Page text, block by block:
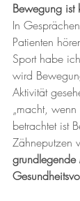
Bewegung ist
In
Patienten
Sport habe
wird
Aktivität
„macht,
betrachtet ist
Zähneputzen